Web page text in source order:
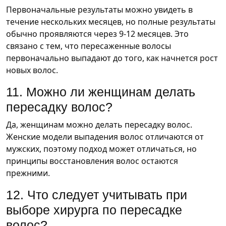
Первоначальные результаты можно увидеть в
течение нескольких месяцев, но полные результаты
обычно проявляются через 9-12 месяцев. Это
связано с тем, что пересаженные волосы
первоначально выпадают до того, как начнется рост
новых волос.
11. Можно ли женщинам делать
пересадку волос?
Да, женщинам можно делать пересадку волос.
Женские модели выпадения волос отличаются от
мужских, поэтому подход может отличаться, но
принципы восстановления волос остаются
прежними.
12. Что следует учитывать при
выборе хирурга по пересадке